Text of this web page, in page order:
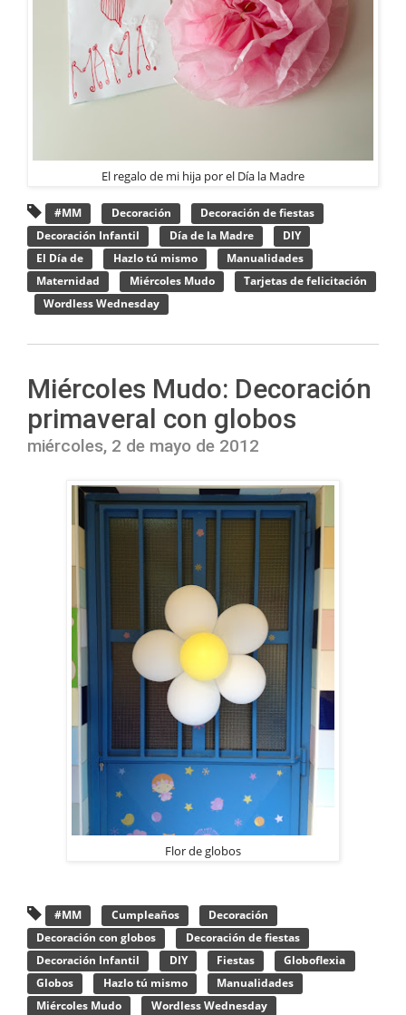
El regalo de mi hija por el Día la Madre
#MM Decoración
Decoración de fiestas
Decoración Infantil
Día de la Madre
DIY
El Día de
Hazlo tú mismo
Manualidades
Maternidad
Miércoles Mudo
Tarjetas de felicitación
Wordless Wednesday
Miércoles Mudo: Decoración
primaveral con globos
miércoles, 2 de mayo de 2012
Flor de globos
#MM Cumpleaños
Decoración
Decoración con globos
Decoración de fiestas
Decoración Infantil
DIY Fiestas
Globoflexia
Globos
Hazlo tú mismo
Manualidades
Miércoles Mudo
Wordless Wednesday